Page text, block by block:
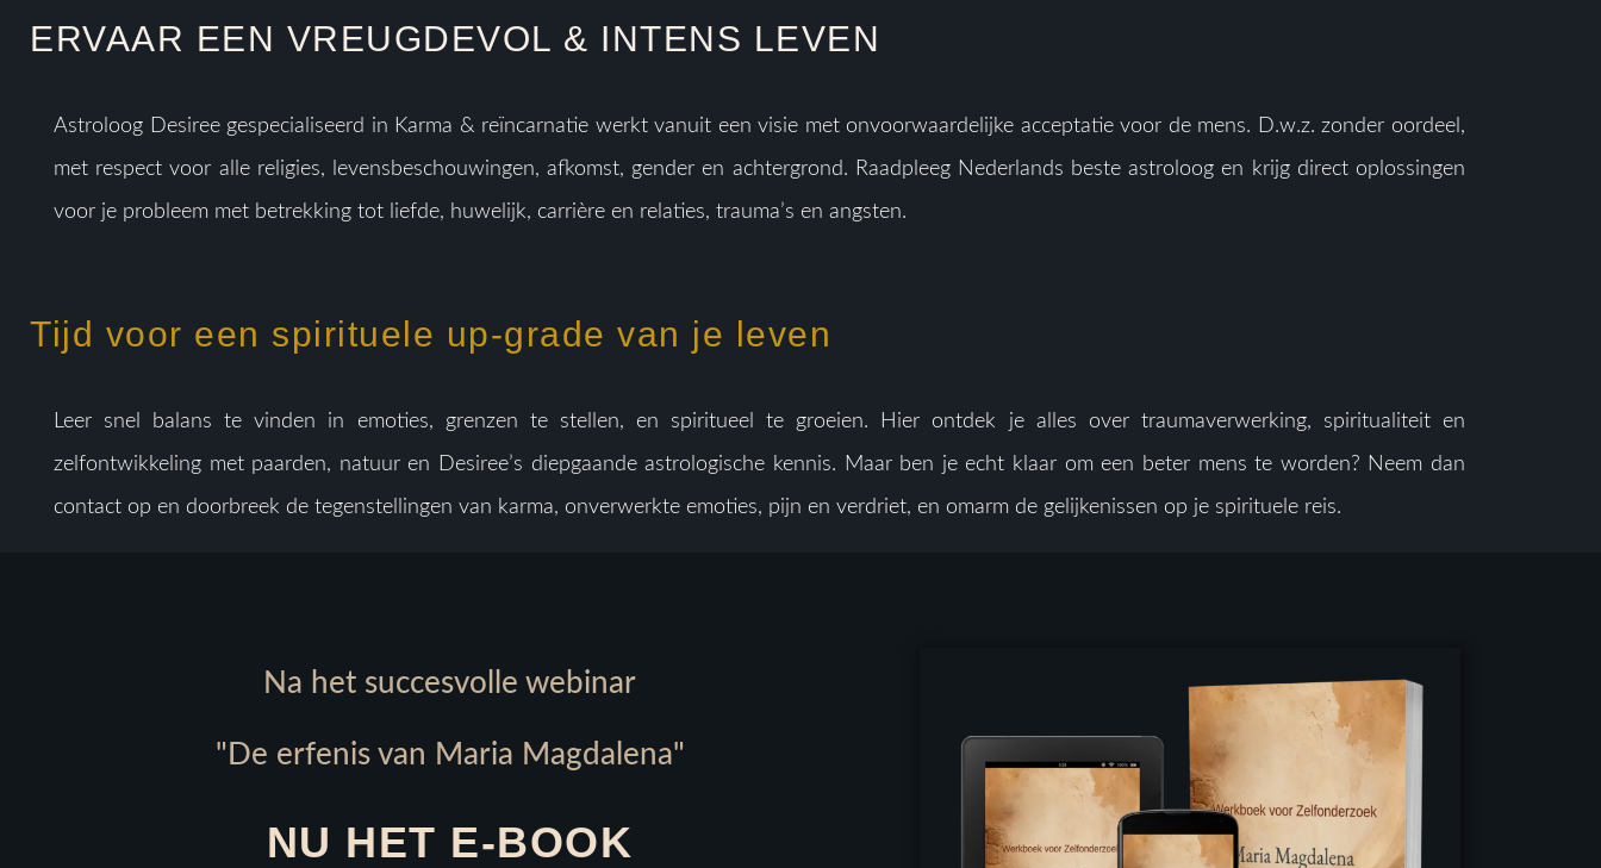
ERVAAR EEN VREUGDEVOL & INTENS LEVEN
Astroloog Desiree gespecialiseerd in Karma & reïncarnatie werkt vanuit een visie met onvoorwaardelijke acceptatie voor de mens. D.w.z. zonder oordeel,
met respect voor alle religies, levensbeschouwingen, afkomst, gender en achtergrond. Raadpleeg Nederlands beste astroloog en krijg direct oplossingen
voor je probleem met betrekking tot liefde, huwelijk, carrière en relaties, trauma’s en angsten.
Tijd voor een spirituele up-grade van je leven
Leer snel balans te vinden in emoties, grenzen te stellen, en spiritueel te groeien. Hier ontdek je alles over traumaverwerking, spiritualiteit en
zelfontwikkeling met paarden, natuur en Desiree’s diepgaande astrologische kennis. Maar ben je echt klaar om een beter mens te worden? Neem dan
contact op en doorbreek de tegenstellingen van karma, onverwerkte emoties, pijn en verdriet, en omarm de gelijkenissen op je spirituele reis.
Na het succesvolle webinar
"De erfenis van Maria Magdalena"
NU HET E-BOOK